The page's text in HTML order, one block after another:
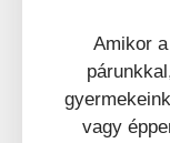
Amikor a
vagy